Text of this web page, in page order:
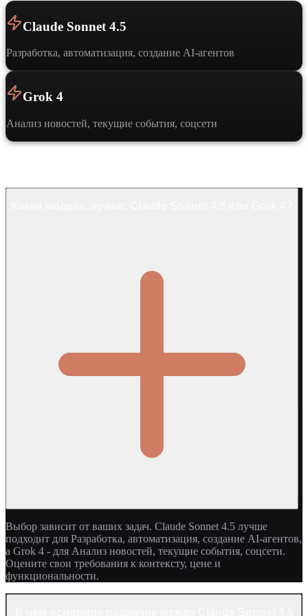
Claude Sonnet 4.5
Разработка, автоматизация, создание AI-агентов
Grok 4
Анализ новостей, текущие события, соцсети
Выбор зависит от ваших задач. Claude Sonnet 4.5 лучше
подходит для Разработка, автоматизация, создание AI-агентов,
а Grok 4 - для Анализ новостей, текущие события, соцсети.
Оцените свои требования к контексту, цене и
функциональности.